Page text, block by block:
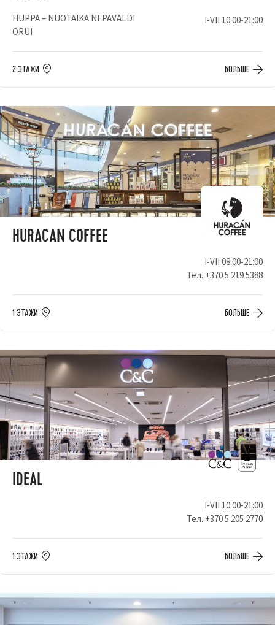
HUPPA – NUOTAIKA NEPAVALDI
ORUI
I-VII 10:00-21:00
2 ЭТАЖИ БОЛЬШЕ
HURACAN COFFEE
I-VII 08:00-21:00
Тел. +370 5 219 5388
1 ЭТАЖИ БОЛЬШЕ
IDEAL
I-VII 10:00-21:00
Тел. +370 5 205 2770
1 ЭТАЖИ БОЛЬШЕ